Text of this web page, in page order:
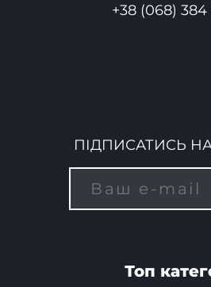
+38 (068)
ПІДПИСАТИСЬ
Топ